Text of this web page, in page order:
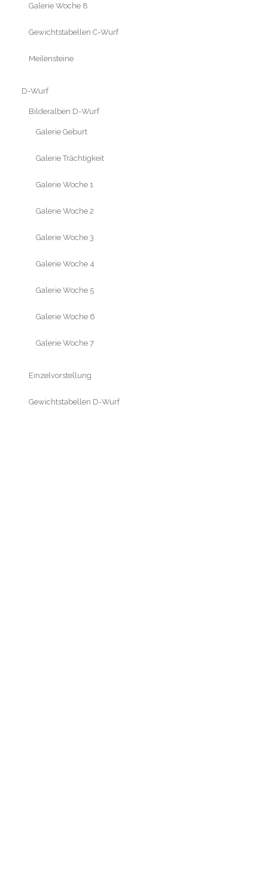
Galerie Woche 8
Gewichtstabellen C-Wurf
Meilensteine
D-Wurf
Bilderalben D-Wurf
Galerie Geburt
Galerie Trächtigkeit
Galerie Woche 1
Galerie Woche 2
Galerie Woche 3
Galerie Woche 4
Galerie Woche 5
Galerie Woche 6
Galerie Woche 7
Einzelvorstellung
Gewichtstabellen D-Wurf